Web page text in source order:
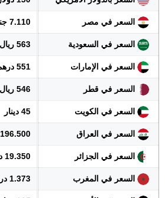
السعر في مصر 7.110 جنيه
السعر في السعودية 563 ريال
السعر في الإمارات 551 درهم
السعر في قطر 546 ريال
السعر في الكويت 45 دينار
السعر في العراق 196.500 دينار
السعر في الجزائر 19.350 دينار
السعر في المغرب 1.373 درهم